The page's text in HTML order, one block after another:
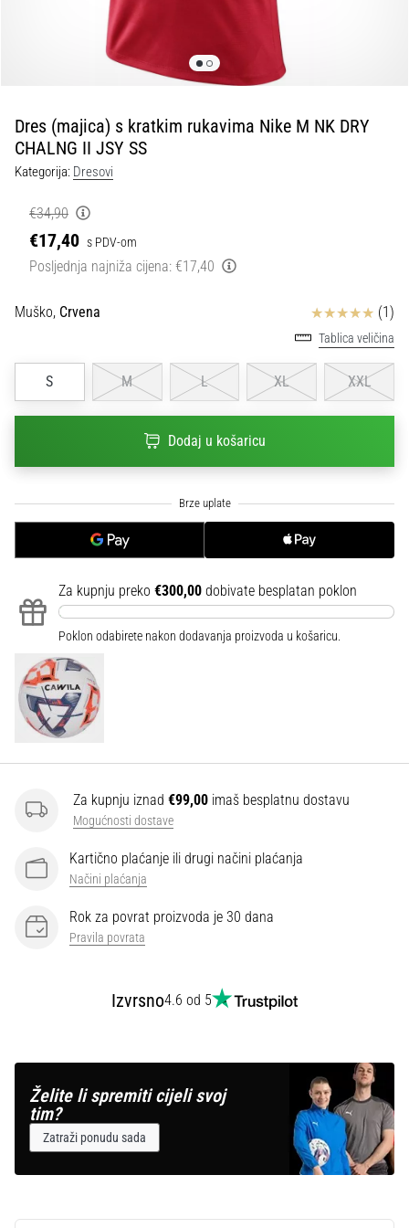
1. 7. 2025
•
1 min. čitanja
Play
for
More
Victories
Pripremi
se
ženski
EURO
2025
dresovima
kopačkama
Nike,
i
Budi
dio
utakmice,
gola…
sve
Dres (majica) s kratkim rukavima Nike M NK DRY
CHALNG II JSY SS
Kategorija: Dresovi
€34,90
€17,40 s PDV-om
Posljednja najniža cijena: €17,40
Muško, Crvena Ocjena proizvoda
(1)
Tablica veličina
S M L XL XXL
Dodaj u košaricu
Za kupnju preko €300,00 dobivate besplatan poklon
Poklon odabirete nakon dodavanja proizvoda u košaricu.
Za kupnju iznad €99,00 imaš besplatnu dostavu
Mogućnosti dostave
Kartično plaćanje ili drugi načini plaćanja
Načini plaćanja
Rok za povrat proizvoda je 30 dana
Pravila povrata
Izvrsno4.6 od 5
Želite li spremiti cijeli svoj
tim?
Zatraži ponudu sada